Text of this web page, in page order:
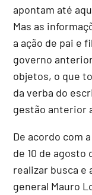
apontam até
Mas as
a ação de pai e
governo
objetos, o que
da verba do
gestão anterior
De acordo com
de 10 de agosto
realizar busca e
general Mauro